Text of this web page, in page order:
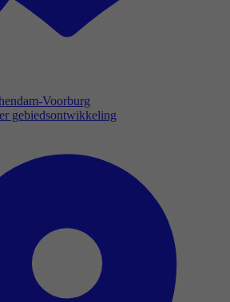
Voorburg
gebiedsontwikkeling